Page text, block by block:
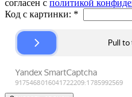
согласен с политикой
Код с картинки: *